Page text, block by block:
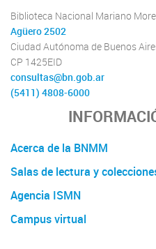
Biblioteca Nacional Mariano
Agüero 2502
Ciudad Autónoma de Buenos
CP 1425EID
consultas@bn.gob.ar
(5411) 4808-6000
Acerca de la BNMM
Salas de lectura y
Agencia ISMN
Campus virtual